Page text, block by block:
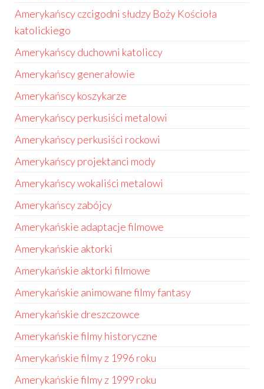
Amerykańscy czcigodni słudzy Boży Kościoła
katolickiego
Amerykańscy duchowni katoliccy
Amerykańscy generałowie
Amerykańscy koszykarze
Amerykańscy perkusiści metalowi
Amerykańscy perkusiści rockowi
Amerykańscy projektanci mody
Amerykańscy wokaliści metalowi
Amerykańscy zabójcy
Amerykańskie adaptacje filmowe
Amerykańskie aktorki
Amerykańskie aktorki filmowe
Amerykańskie animowane filmy fantasy
Amerykańskie dreszczowce
Amerykańskie filmy historyczne
Amerykańskie filmy z 1996 roku
Amerykańskie filmy z 1999 roku